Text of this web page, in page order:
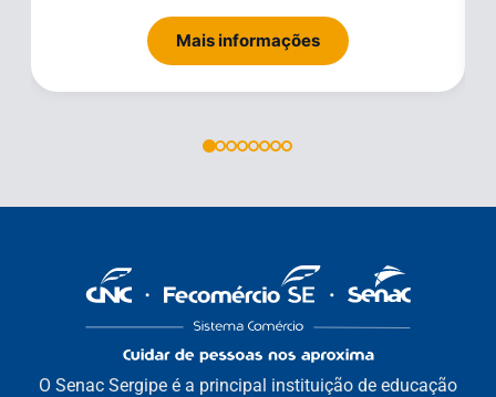
Mais informações
O Senac Sergipe é a principal instituição de educação